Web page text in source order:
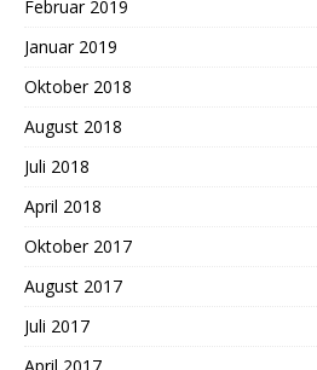
Februar 2019
Januar 2019
Oktober 2018
August 2018
Juli 2018
April 2018
Oktober 2017
August 2017
Juli 2017